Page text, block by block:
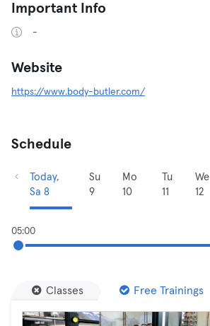
Important Info
-
Website
https://www.body-butler.com/
Schedule
Today,
Sa 8
Su
9
Mo
10
Tu
11
We
12
05:00
Classes Free Trainings